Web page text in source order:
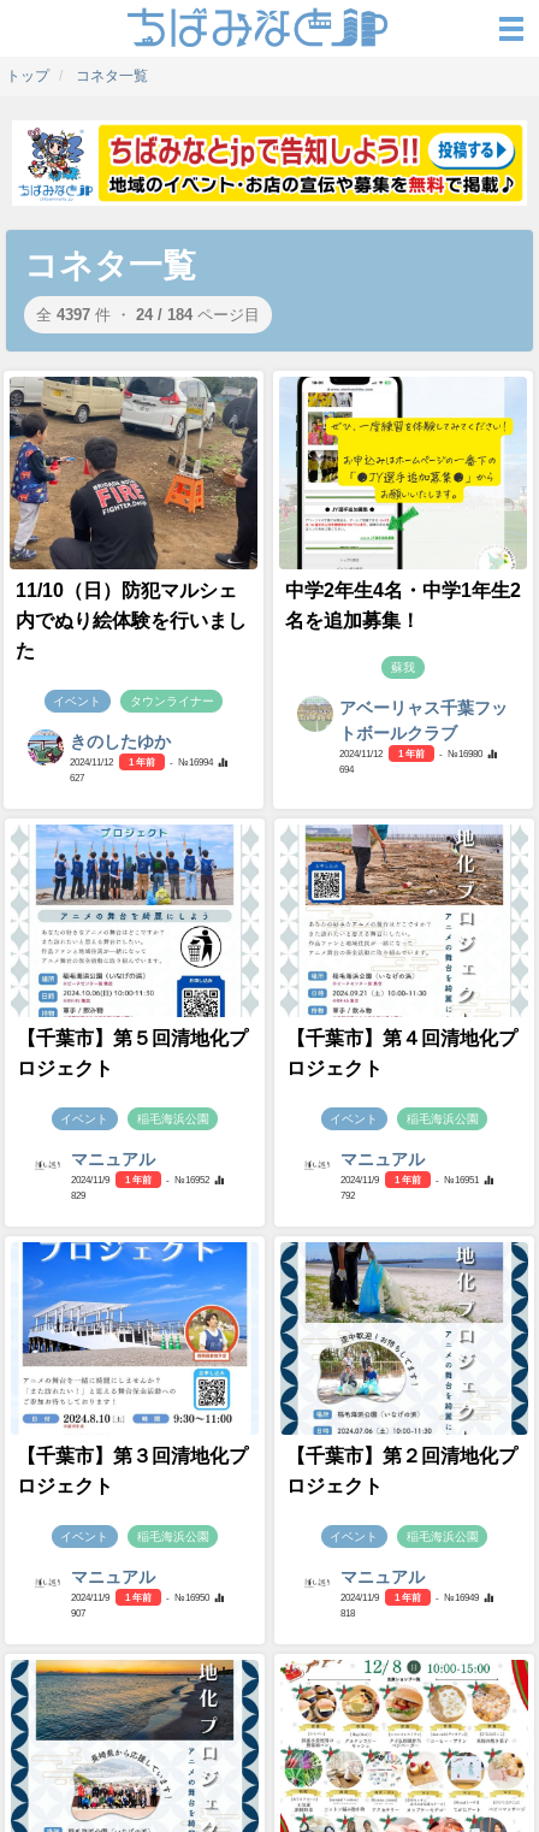
トップ コネタ一覧
コネタ一覧
全 4397 件 ・ 24 / 184 ページ目
11/10（日）防犯マルシェ
内でぬり絵体験を行いまし
た
イベント タウンライナー
きのしたゆか
2024/11/12 1 年前
- №16994
627
中学2年生4名・中学1年生2
名を追加募集！
蘇我
アベーリャス千葉フッ
トボールクラブ
2024/11/12 1 年前
- №16980
694
【千葉市】第５回清地化プ
ロジェクト
イベント 稲毛海浜公園
マニュアル
2024/11/9 1 年前
- №16952
829
【千葉市】第４回清地化プ
ロジェクト
イベント 稲毛海浜公園
マニュアル
2024/11/9 1 年前
- №16951
792
【千葉市】第３回清地化プ
ロジェクト
イベント 稲毛海浜公園
マニュアル
2024/11/9 1 年前
- №16950
907
【千葉市】第２回清地化プ
ロジェクト
イベント 稲毛海浜公園
マニュアル
2024/11/9 1 年前
- №16949
818